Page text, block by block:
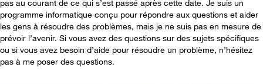
pas au courant de ce qui s’est passé après cette date. Je suis un
programme informatique conçu pour répondre aux questions et aider
les gens à résoudre des problèmes, mais je ne suis pas en mesure de
prévoir l’avenir. Si vous avez des questions sur des sujets spécifiques
ou si vous avez besoin d’aide pour résoudre un problème, n’hésitez
pas à me poser des questions.